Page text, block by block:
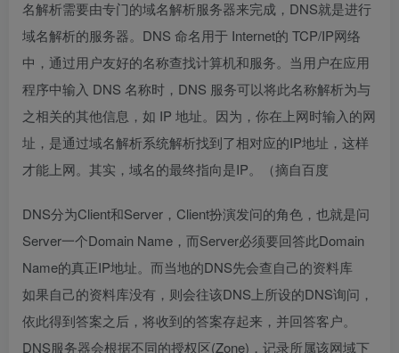
名解析需要由专门的域名解析服务器来完成，DNS就是进行
域名解析的服务器。DNS 命名用于 Internet的 TCP/IP网络
中，通过用户友好的名称查找计算机和服务。当用户在应用
程序中输入 DNS 名称时，DNS 服务可以将此名称解析为与
之相关的其他信息，如 IP 地址。因为，你在上网时输入的网
址，是通过域名解析系统解析找到了相对应的IP地址，这样
才能上网。其实，域名的最终指向是IP。（摘自百度
DNS分为Client和Server，Client扮演发问的角色，也就是问
Server一个Domain Name，而Server必须要回答此Domain
Name的真正IP地址。而当地的DNS先会查自己的资料库
如果自己的资料库没有，则会往该DNS上所设的DNS询问，
依此得到答案之后，将收到的答案存起来，并回答客户。
DNS服务器会根据不同的授权区(Zone)，记录所属该网域下